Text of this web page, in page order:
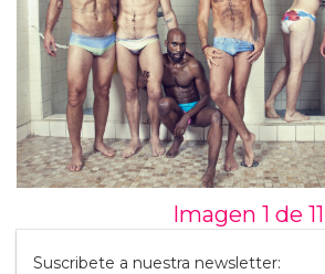
Imagen 1 de 11
Suscribete a nuestra newsletter: